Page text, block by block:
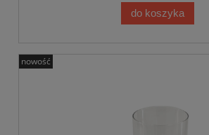
do koszyka
nowość